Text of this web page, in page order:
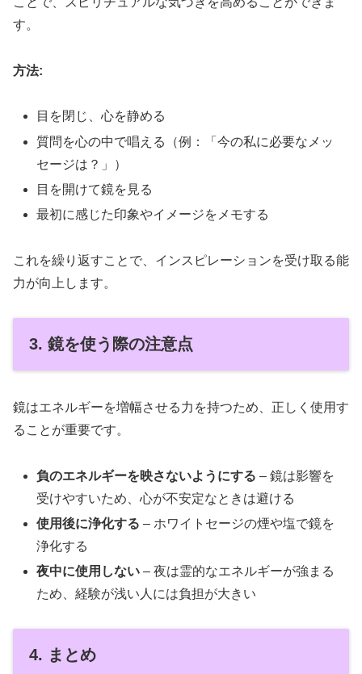
す。
方法:
目を閉じ、心を静める
質問を心の中で唱える（例：「今の私に必要なメッ
セージは？」）
目を開けて鏡を見る
最初に感じた印象やイメージをメモする
これを繰り返すことで、インスピレーションを受け取る能
力が向上します。
3. 鏡を使う際の注意点
鏡はエネルギーを増幅させる力を持つため、正しく使用す
ることが重要です。
負のエネルギーを映さないようにする – 鏡は影響を
受けやすいため、心が不安定なときは避ける
使用後に浄化する – ホワイトセージの煙や塩で鏡を
浄化する
夜中に使用しない – 夜は霊的なエネルギーが強まる
ため、経験が浅い人には負担が大きい
4. まとめ